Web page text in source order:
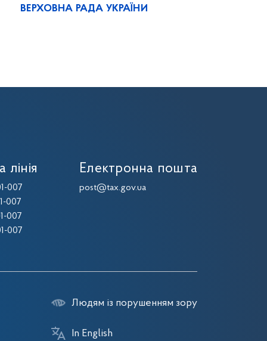
ВЕРХОВНА РАДА УКРАЇНИ
лінія
007
007
007
007
Електронна пошта
post@tax.gov.ua
Людям із порушенням зору
In English